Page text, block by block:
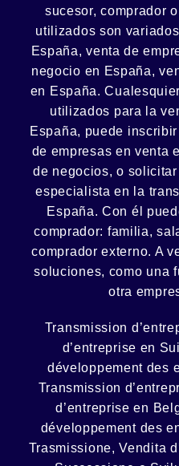
sucesor, comprador o
utilizados son
España, venta de
negocio en España,
en España.
utilizados para la
España, puede
de empresas en venta
de negocios, o
especialista en la
España. Con él
comprador: familia,
comprador externo. A
soluciones, como una
otra
Transmission
d’entreprise en
développement des
Transmission
d’entreprise en
développement des
Trasmissione, Vendita